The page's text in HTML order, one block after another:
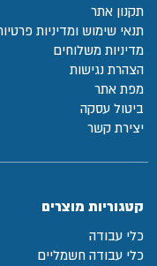
תקנון אתר
תנאי שימוש ומדיניות
מדיניות משלוחים
הצהרת נגישות
מפת אתר
ביטול עסקה
יצירת קשר
קטגוריות מוצרים
כלי עבודה
כלי עבודה חשמליים